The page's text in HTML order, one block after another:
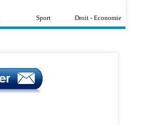
Sport Droit - Economie